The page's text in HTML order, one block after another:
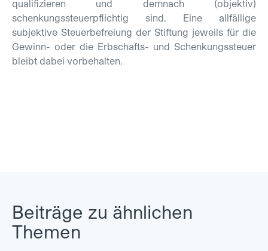
qualifizieren und demnach (objektiv)
schenkungssteuerpflichtig sind. Eine allfällige
subjektive Steuerbefreiung der Stiftung jeweils für die
Gewinn- oder die Erbschafts- und Schenkungs­steuer
bleibt dabei vorbehalten.
Beiträge zu ähnlichen
Themen